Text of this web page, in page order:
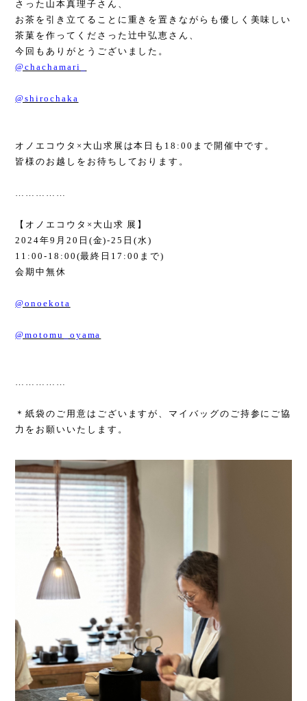
さった山本真理子さん、
お茶を引き立てることに重きを置きながらも優しく美味しい
茶菓を作ってくださった辻中弘恵さん、
今回もありがとうございました。
@chachamari_
@shirochaka
オノエコウタ × 大山求展は本日も 18:00 まで開催中です。
皆様のお越しをお待ちしております。
……………
【オノエコウタ × 大山求 展】
2024年9 月 20 日 (金)-25 日(水)
11:00-18:00(最終日 17:00 まで)
会期中無休
@onoekota
@motomu_oyama
……………
＊紙袋のご用意はございますが、マイバッグのご持参にご協
力をお願いいたします。